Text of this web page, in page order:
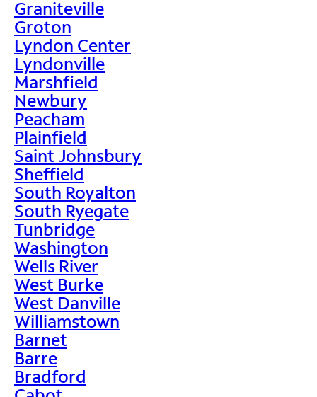
Graniteville
Groton
Lyndon Center
Lyndonville
Marshfield
Newbury
Peacham
Plainfield
Saint Johnsbury
Sheffield
South Royalton
South Ryegate
Tunbridge
Washington
Wells River
West Burke
West Danville
Williamstown
Barnet
Barre
Bradford